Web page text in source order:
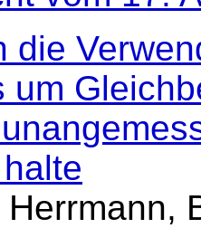
die
um